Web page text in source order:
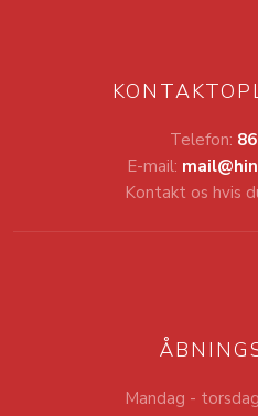
Telefon:
E-mail:
Kontakt os hvis
Mandag -